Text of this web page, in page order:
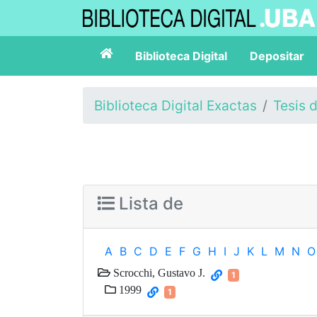
Biblioteca Digital Depositar
Biblioteca Digital Exactas Tesis
Lista de
A B C D E F G H I J K L M N O
Scrocchi, Gustavo J. 1
1999 1